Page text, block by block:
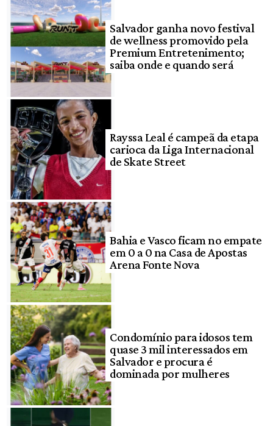
Salvador ganha novo festival
de wellness promovido pela
Premium Entretenimento;
saiba onde e quando será
Rayssa Leal é campeã da etapa
carioca da Liga Internacional
de Skate Street
Bahia e Vasco ficam no empate
em 0 a 0 na Casa de Apostas
Arena Fonte Nova
Condomínio para idosos tem
quase 3 mil interessados em
Salvador e procura é
dominada por mulheres